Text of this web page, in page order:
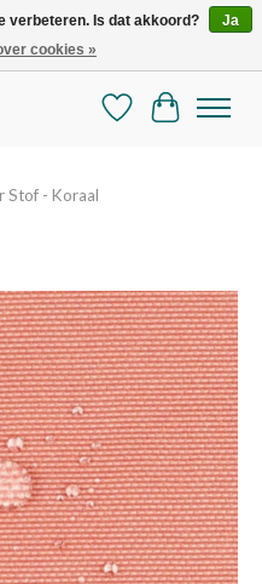
Verlanglijst
Stof - Koraal
Items
verbeteren. Is dat akkoord?
Ja
cookies »